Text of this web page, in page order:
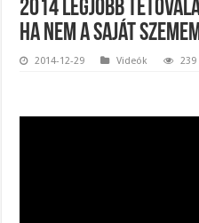
2014 legjobb
ha nem a saját
2014-12-29 Videók